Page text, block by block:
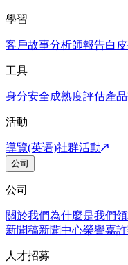
學習
客戶故事分析師報告白
工具
身分安全成熟度評估產
活動
導覽(英语)社群活動
公司
公司
關於我們為什麼是我們
新聞稿新聞中心榮譽嘉許
人才招募